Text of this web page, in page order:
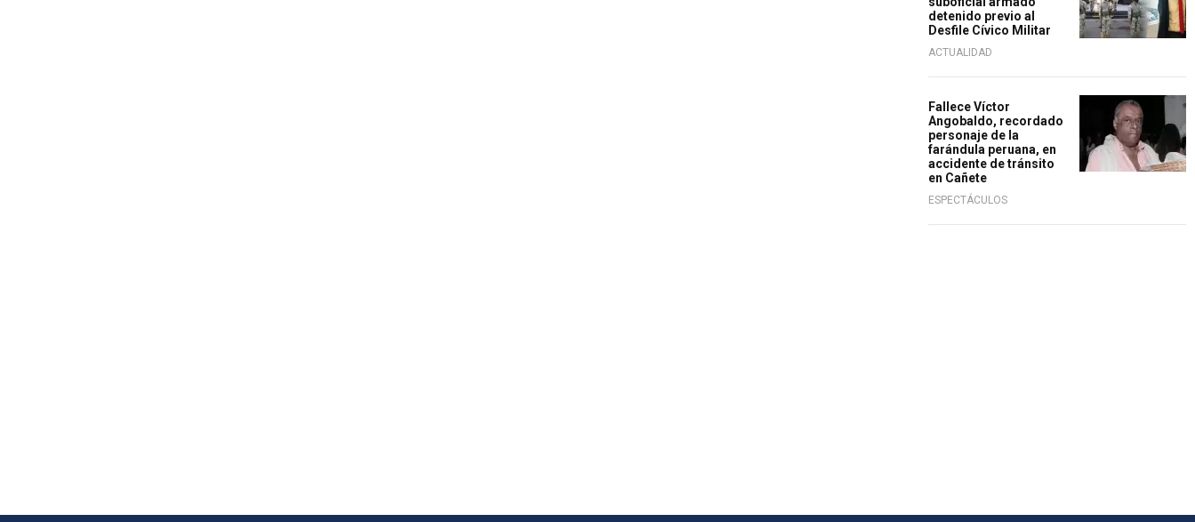
detenido previo al
Desfile Cívico Militar
ACTUALIDAD
Fallece Víctor
Angobaldo, recordado
personaje de la
farándula peruana, en
accidente de tránsito
en Cañete
ESPECTÁCULOS